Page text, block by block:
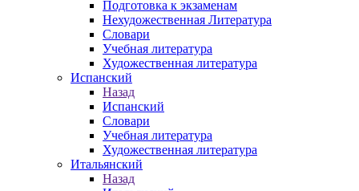
Подготовка к экзаменам
Нехудожественная Литература
Словари
Учебная литература
Художественная литература
Испанский
Назад
Испанский
Словари
Учебная литература
Художественная литература
Итальянский
Назад